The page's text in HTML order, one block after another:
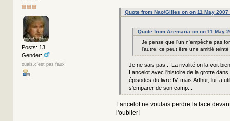
Posts: 13
Gender:
ouais,c'est pas faux
Quote from Nao/Gilles on on 11 May 2007
Quote from Azemaria on on 11 May
Je pense que l'un n'empèche pas
l'autre, ce peut être une amitié teinté
Je ne sais pas... La rivalité on la voit
Lancelot avec l'histoire de la grotte
épisodes du livre IV, mais Arthur, lui, a
s'emparer de son camp...
Lancelot ne voulais perdre la face
l'oublier!